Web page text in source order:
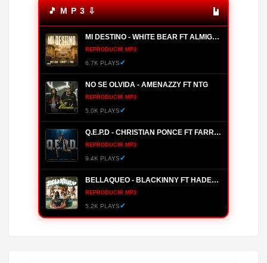
🎵 M P 3 ⇩
MI DESTINO - WHITE BEAR FT ALMIGHTY, YOMO
REPRODUCIR MP3
6.7K PLAYS✔
NO SE OLVIDA - AMENAZZY FT NTG
REPRODUCIR MP3
5.0K PLAYS✔
Q.E.P.D - CHRISTIAN PONCE FT FARRUKO, HANZEL LA H, FRONTI
REPRODUCIR MP3
9.4K PLAYS✔
BELLAQUEO - BLACKINNY FT HADES66
REPRODUCIR MP3
5.2K PLAYS✔